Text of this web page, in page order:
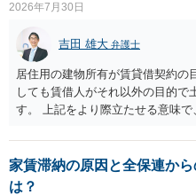
められるため望ましいやり方だと
2026年7月30日
吉田 雄大 弁護士
居住用の建物所有が賃貸借契約の
しても賃借人がそれ以外の目的で
す。 上記をより際立たせる意味
交渉である以上賃借人が拒んだ場
良い方法と思います。
家賃滞納の原因と全保連か
は？